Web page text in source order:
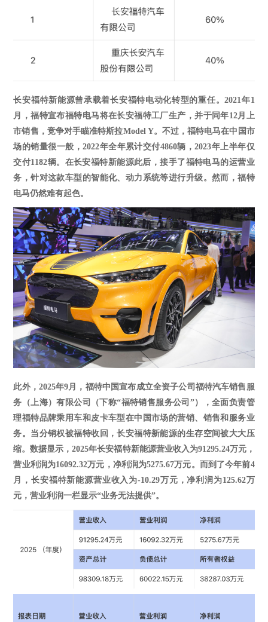
长安福特新能源曾承载着长安福特电动化转型的重任。2021年1
月，福特宣布福特电马将在长安福特工厂生产，并于同年12月上
市销售，竞争对手瞄准特斯拉Model Y。不过，福特电马在中国市
场的销量很一般，2022年全年累计交付4860辆，2023年上半年仅
交付1182辆。在长安福特新能源此后，接手了福特电马的运营业
务，针对这款车型的智能化、动力系统等进行升级。然而，福特
电马仍然难有起色。
此外， 2025年9月，福特中国宣布成立全资子公司福特汽车销售服
务（上海）有限公司（下称“福特销售服务公司”），全面负责管
理福特品牌乘用车和皮卡车型在中国市场的营销、销售和服务业
务。当分销权被福特收回，长安福特新能源的生存空间被大大压
缩。数据显示，2025年长安福特新能源营业收入为91295.24万元，
营业利润为16092.32万元，净利润为5275.67万元。而到了今年前4
月，长安福特新能源营业收入为-10.29万元，净利润为125.62万
元，营业利润一栏显示“业务无法提供”。